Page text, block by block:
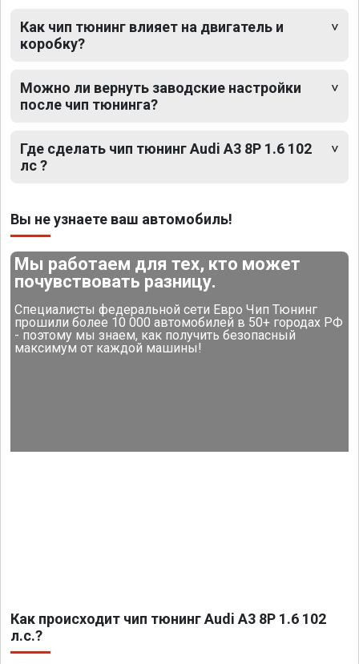
Как чип тюнинг влияет на двигатель и
коробку?
Можно ли вернуть заводские настройки
после чип тюнинга?
Где сделать чип тюнинг Audi A3 8P 1.6 102
лс ?
Вы не узнаете ваш автомобиль!
Мы работаем для тех, кто может
почувствовать разницу.
Специалисты федеральной сети Евро Чип Тюнинг
прошили более 10 000 автомобилей в 50+ городах РФ
- поэтому мы знаем, как получить безопасный
максимум от каждой машины!
Как происходит чип тюнинг Audi A3 8P 1.6 102
л.с.?